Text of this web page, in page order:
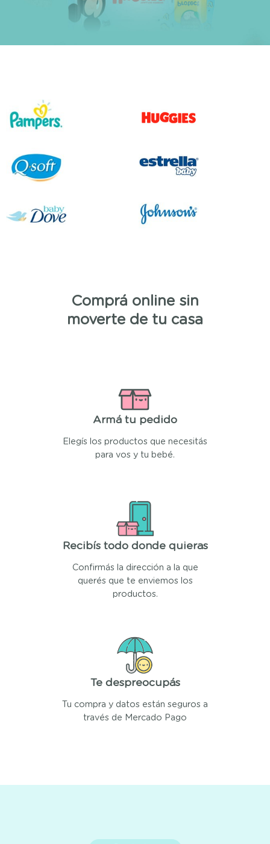
Comprá online sin
moverte de tu casa
Armá tu pedido
Elegís los productos que necesitás
para vos y tu bebé.
Recibís todo donde quieras
Confirmás la dirección a la que
querés que te enviemos los
productos.
Te despreocupás
Tu compra y datos están seguros a
través de Mercado Pago